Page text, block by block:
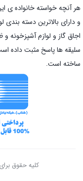
هر آنچه خواسته خانواده ی
و دارای بالاترین دسته بندی
اجاق گاز و لوازم آشپزخونه
سلیقه ها پاسخ مثبت داده
ساخته است.
کلیه حقوق